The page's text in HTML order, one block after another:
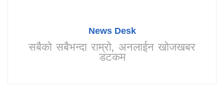
News Desk
सबैको सबैभन्दा राम्रो, अनलाईन खोजखबर
डटकम